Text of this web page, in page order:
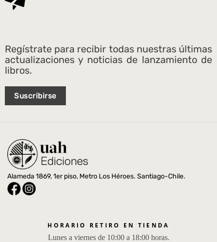
Regístrate para recibir todas nuestras últimas
actualizaciones y noticias de lanzamiento de
libros.
Suscribirse
Alameda 1869, 1er piso, Metro Los Héroes. Santiago-Chile.
HORARIO RETIRO EN TIENDA
Lunes a viernes de 10:00 a 18:00 horas.